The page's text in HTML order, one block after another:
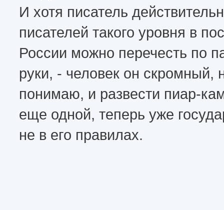
И хотя писатель
писателей такого уровня в
России можно перечесть по
руки, - человек он скромный,
понимаю, и развести пиар-
еще одной, теперь уже
не в его правилах.